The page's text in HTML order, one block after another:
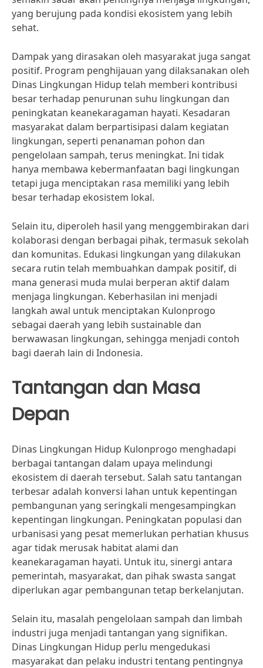
yang berujung pada kondisi ekosistem yang lebih
sehat.
Dampak yang dirasakan oleh masyarakat juga sangat
positif. Program penghijauan yang dilaksanakan oleh
Dinas Lingkungan Hidup telah memberi kontribusi
besar terhadap penurunan suhu lingkungan dan
peningkatan keanekaragaman hayati. Kesadaran
masyarakat dalam berpartisipasi dalam kegiatan
lingkungan, seperti penanaman pohon dan
pengelolaan sampah, terus meningkat. Ini tidak
hanya membawa kebermanfaatan bagi lingkungan
tetapi juga menciptakan rasa memiliki yang lebih
besar terhadap ekosistem lokal.
Selain itu, diperoleh hasil yang menggembirakan dari
kolaborasi dengan berbagai pihak, termasuk sekolah
dan komunitas. Edukasi lingkungan yang dilakukan
secara rutin telah membuahkan dampak positif, di
mana generasi muda mulai berperan aktif dalam
menjaga lingkungan. Keberhasilan ini menjadi
langkah awal untuk menciptakan Kulonprogo
sebagai daerah yang lebih sustainable dan
berwawasan lingkungan, sehingga menjadi contoh
bagi daerah lain di Indonesia.
Tantangan dan Masa
Depan
Dinas Lingkungan Hidup Kulonprogo menghadapi
berbagai tantangan dalam upaya melindungi
ekosistem di daerah tersebut. Salah satu tantangan
terbesar adalah konversi lahan untuk kepentingan
pembangunan yang seringkali mengesampingkan
kepentingan lingkungan. Peningkatan populasi dan
urbanisasi yang pesat memerlukan perhatian khusus
agar tidak merusak habitat alami dan
keanekaragaman hayati. Untuk itu, sinergi antara
pemerintah, masyarakat, dan pihak swasta sangat
diperlukan agar pembangunan tetap berkelanjutan.
Selain itu, masalah pengelolaan sampah dan limbah
industri juga menjadi tantangan yang signifikan.
Dinas Lingkungan Hidup perlu mengedukasi
masyarakat dan pelaku industri tentang pentingnya